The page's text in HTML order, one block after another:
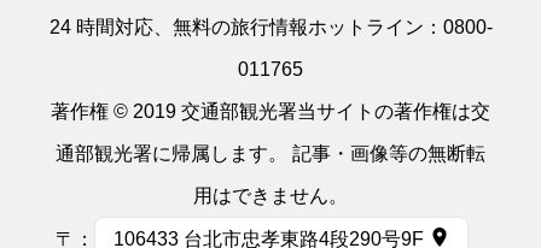
24 時間対応、無料の旅行情報ホットライン： 0800-
011765
著作権 © 2019 交通部観光署当サイトの著作権は交
通部観光署に帰属します。 記事・画像等の無断転
用はできません。
〒： 106433 台北市忠孝東路4段290号9F